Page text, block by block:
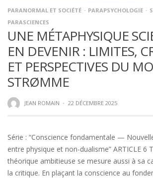
PARANORMAL ET SOCIÉTÉ PARAPSYCHOLOGIE
PARASCIENCES
UNE MÉTAPHYSIQUE
EN DEVENIR : LIMITES,
ET PERSPECTIVES DU
STRØMME
JEAN ROMAIN · 22 DÉCEMBRE 2025
Série : “Conscience fondamentale —
entre physique et non-dualisme” ARTICLE 6
théorique ambitieuse se mesure aussi à sa
la critique. En plaçant la conscience au